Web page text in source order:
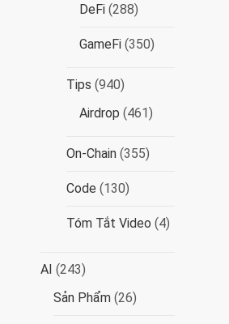
DeFi (288)
GameFi (350)
Tips (940)
Airdrop (461)
On-Chain (355)
Code (130)
Tóm Tắt Video (4)
AI (243)
Sản Phẩm (26)